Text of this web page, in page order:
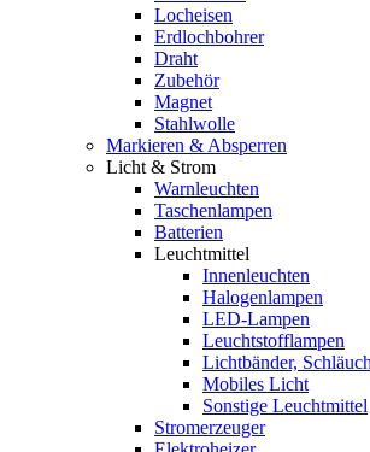
Locheisen
Erdlochbohrer
Draht
Zubehör
Magnet
Stahlwolle
Markieren & Absperren
Licht & Strom
Warnleuchten
Taschenlampen
Batterien
Leuchtmittel
Innenleuchten
Halogenlampen
LED-Lampen
Leuchtstofflampen
Lichtbänder,
Mobiles Licht
Sonstige Leuchtmittel
Stromerzeuger